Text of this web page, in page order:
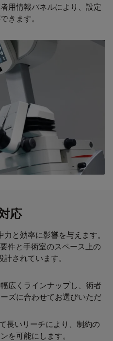
用情報パネルにより、設定
きます。
応
と効率に影響を与えます。
件と手術室のスペース上の
されています。
広くラインナップし、術者
ズに合わせてお選びいただ
長いリーチにより、制約の
を可能にします。